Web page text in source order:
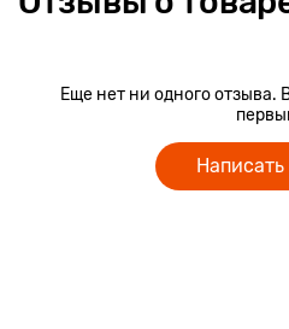
Еще нет ни одного отзыва.
Написать